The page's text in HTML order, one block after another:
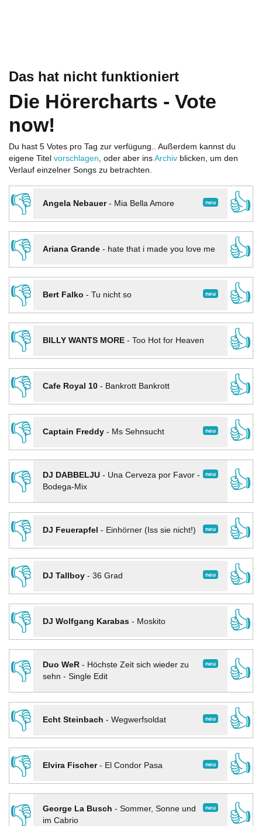
Das hat nicht funktioniert
Die Hörercharts - Vote
now!
Du hast 5 Votes pro Tag zur verfügung.. Außerdem kannst du
eigene Titel vorschlagen, oder aber ins Archiv blicken, um den
Verlauf einzelner Songs zu betrachten.
👎 neu
Angela Nebauer- Mia Bella Amore
👍
👎
Ariana Grande- hate that i made you love me
👍
👎
neu
Bert Falko - Tu nicht so
👍
👎
BILLY WANTS MORE- Too Hot for Heaven
👍
👎
Cafe Royal 10- Bankrott Bankrott
👍
👎
neu
Captain Freddy- Ms Sehnsucht
👍
👎
neu
DJ DABBELJU- Una Cerveza por Favor -
Bodega-Mix
👍
👎
neu
DJ Feuerapfel - Einhörner (Iss sie nicht!)
👍
👎
neu
DJ Tallboy- 36 Grad
👍
👎
DJ Wolfgang Karabas- Moskito
👍
👎
neu
Duo WeR- Höchste Zeit sich wieder zu
sehn - Single Edit
👍
👎
neu
Echt Steinbach - Wegwerfsoldat
👍
👎
neu
Elvira Fischer- El Condor Pasa
👍
👎
neu
George La Busch - Sommer, Sonne und
im Cabrio
👍